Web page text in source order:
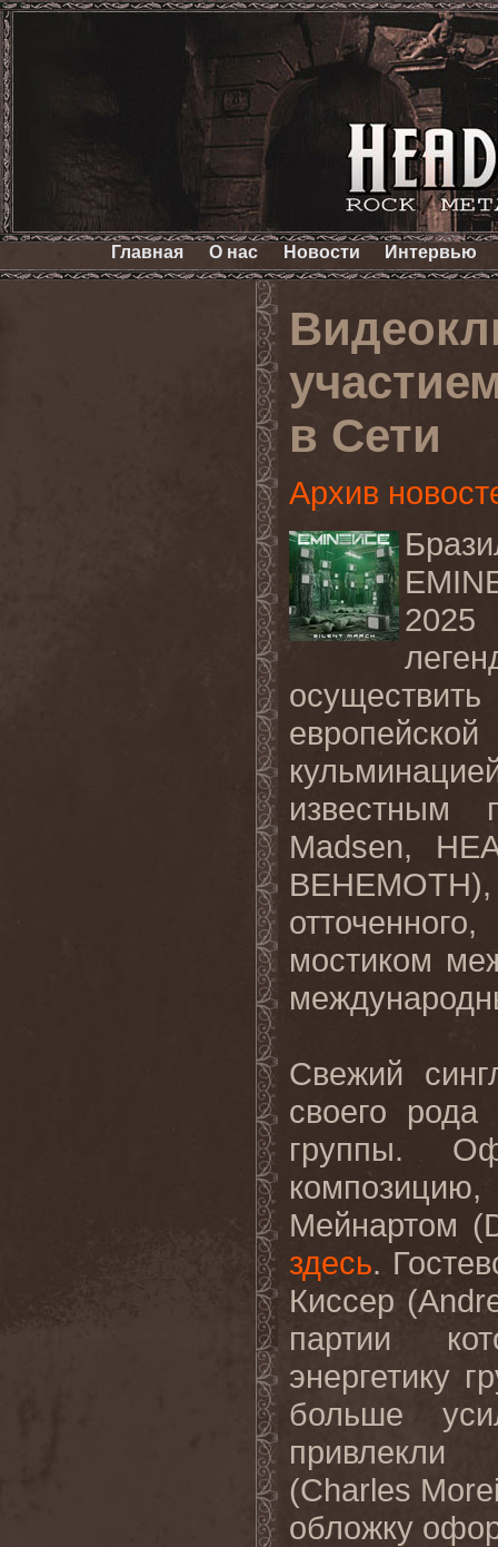
Главная О нас Новости Интервью
в Сети
Архив
известным
Madsen,
мостиком
Свежий
своего
группы.
Мейнартом
здесь.
Киссер
партии
энергетику
больше
привлекли
(Charles
обложку